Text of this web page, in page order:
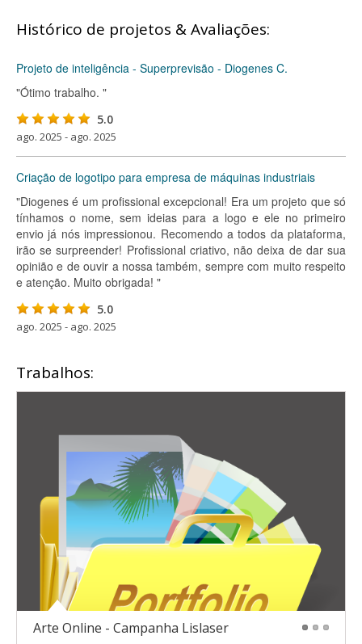
Histórico de projetos & Avaliações:
Projeto de inteligência - Superprevisão - Diogenes C.
"Ótimo trabalho. "
5.0
ago. 2025 - ago. 2025
Criação de logotipo para empresa de máquinas industriais
"Diogenes é um profissional excepcional! Era um projeto que só
tínhamos o nome, sem ideias para a logo e ele no primeiro
envio já nós impressionou. Recomendo a todos da plataforma,
irão se surpreender! Profissional criativo, não deixa de dar sua
opinião e de ouvir a nossa também, sempre com muito respeito
e atenção. Muito obrigada! "
5.0
ago. 2025 - ago. 2025
Trabalhos:
Arte Online - Campanha Lislaser